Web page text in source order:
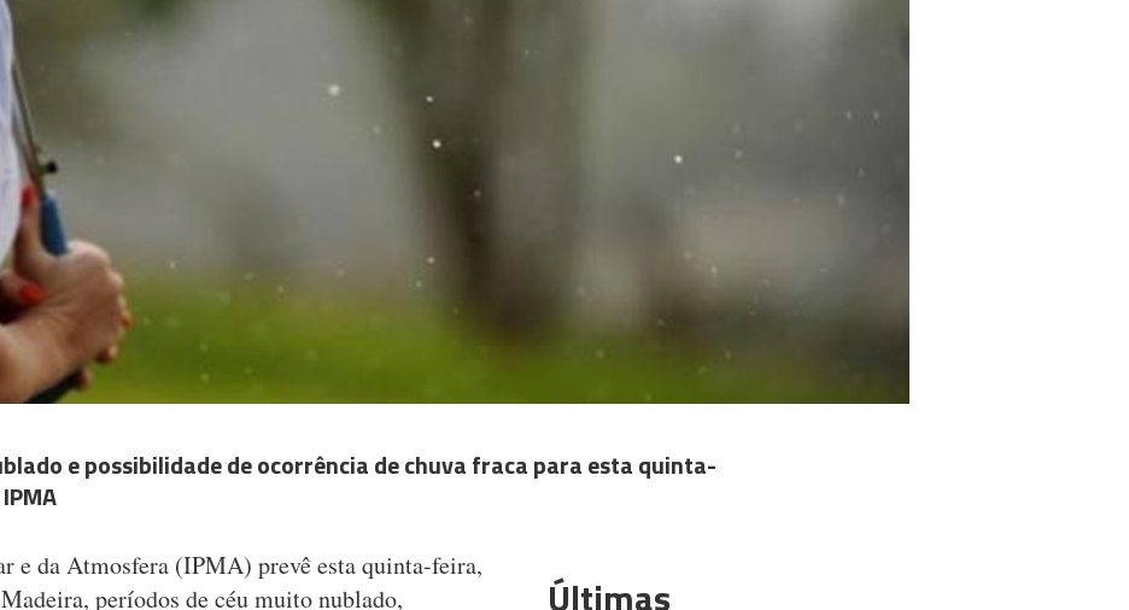
e possibilidade de ocorrência de chuva fraca para esta quinta-
e da Atmosfera (IPMA) prevê esta quinta-feira,
períodos de céu muito nublado,
Últimas